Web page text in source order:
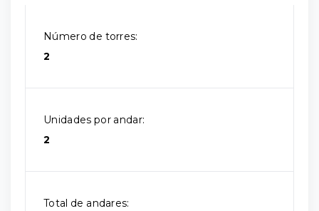
Número de torres:
2
Unidades por andar:
2
Total de andares: